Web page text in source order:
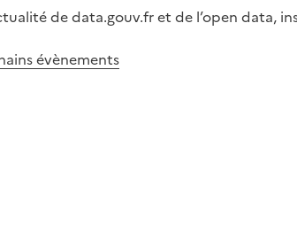
de data.gouv.fr et de l’open data,
évènements